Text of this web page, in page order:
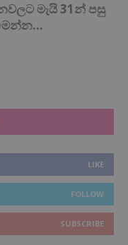
මැයි 31න් පසු
LIKE
FOLLOW
SUBSCRIBE